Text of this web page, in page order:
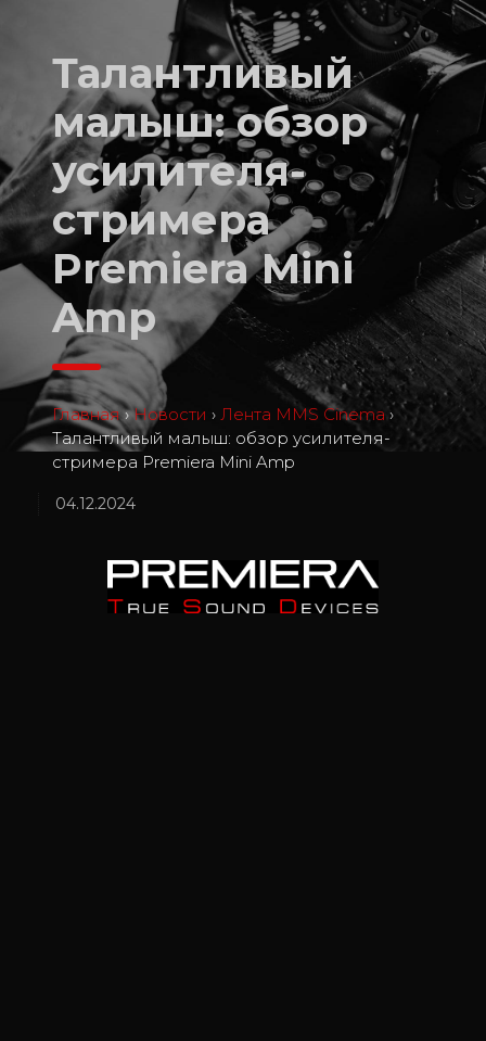
Талантливый
малыш: обзор
усилителя-
стримера
Premiera Mini
Amp
Главная › Новости › Лента MMS Cinema ›
Талантливый малыш: обзор усилителя-
стримера Premiera Mini Amp
04.12.2024